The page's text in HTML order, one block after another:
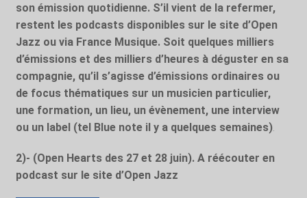
son émission quotidienne. S’il vient de la refermer,
restent les podcasts disponibles sur le site d’Open
Jazz ou via France Musique. Soit quelques milliers
d’émissions et des milliers d’heures à déguster en sa
compagnie, qu’il s’agisse d’émissions ordinaires ou
de focus thématiques sur un musicien particulier,
une formation, un lieu, un évènement, une interview
ou un label (tel Blue note il y a quelques semaines).
2)- (Open Hearts des 27 et 28 juin). A réécouter en
podcast sur le site d’Open Jazz